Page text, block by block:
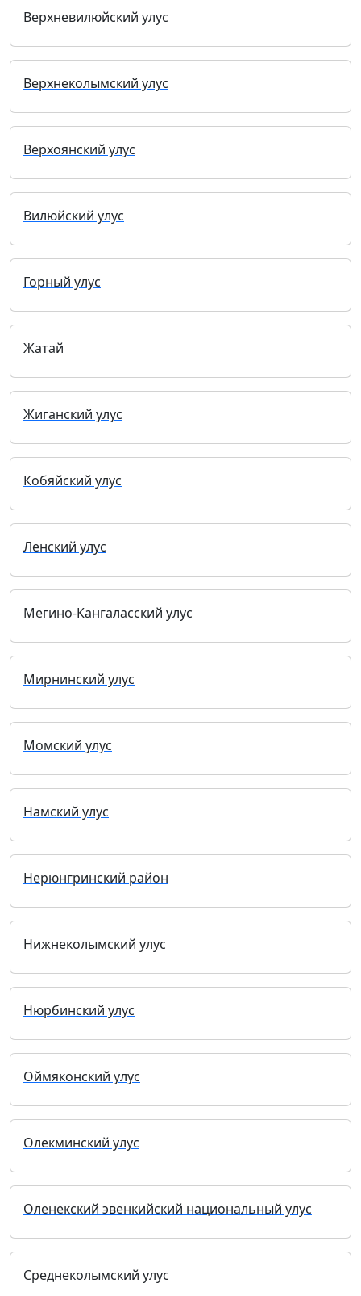
Верхневилюйский улус
Верхнеколымский улус
Верхоянский улус
Вилюйский улус
Горный улус
Жатай
Жиганский улус
Кобяйский улус
Ленский улус
Мегино-Кангаласский улус
Мирнинский улус
Момский улус
Намский улус
Нерюнгринский район
Нижнеколымский улус
Нюрбинский улус
Оймяконский улус
Олекминский улус
Оленекский эвенкийский национальный улус
Среднеколымский улус